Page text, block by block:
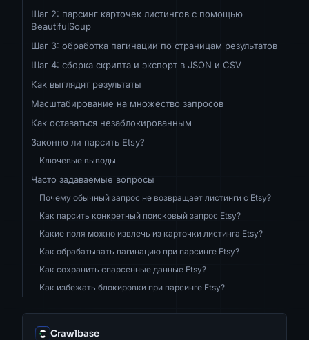
Шаг 2: парсинг карточек листингов с помощью
BeautifulSoup
Шаг 3: обработка пагинации по страницам результатов
Шаг 4: сборка скрипта и экспорт в JSON и CSV
Как выглядят результаты
Масштабирование на множество запросов
Как оставаться незаблокированным
Законно ли парсить Etsy?
Ключевые выводы
Часто задаваемые вопросы
Почему обычный запрос не возвращает листинги с Etsy?
Как парсить конкретный поисковый запрос Etsy?
Какие поля можно извлечь из карточки листинга Etsy?
Как обрабатывать пагинацию при парсинге Etsy?
Как сохранить спарсенные данные Etsy?
Как избежать блокировки при парсинге Etsy?
Crawlbase